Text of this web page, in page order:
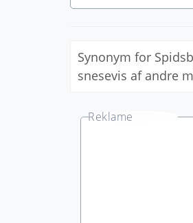
Synonym for
snesevis af andre